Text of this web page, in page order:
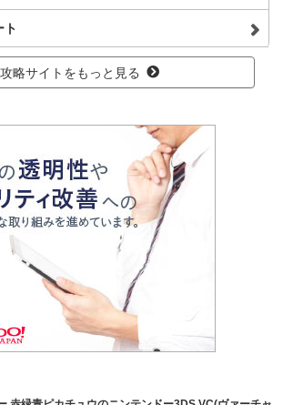
ト
攻略サイトをもっと見る